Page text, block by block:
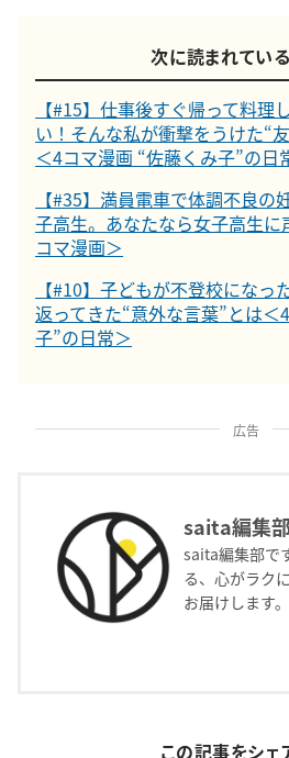
次に読まれてい
【#15】仕事後すぐ帰って料
い！そんな私が衝撃をうけた“
＜4コマ漫画 “佐藤くみ子”の日
【#35】満員電車で体調不良の
子高生。あなたなら女子高生
コマ漫画＞
【#10】子どもが不登校になっ
返ってきた“意外な言葉”とは＜
子”の日常＞
広告
saita編集
saita編集部で
る、心がラク
お届けします。
この記事をシェ